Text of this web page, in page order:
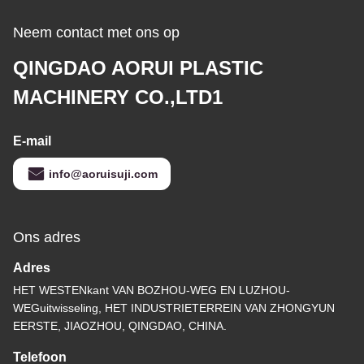
Neem contact met ons op
QINGDAO AORUI PLASTIC
MACHINERY CO.,LTD1
E-mail
info@aoruisuji.com
Ons adres
Adres
HET WESTENkant VAN BOZHOU-WEG EN LUZHOU-
WEGuitwisseling, HET INDUSTRIETERREIN VAN ZHONGYUN
EERSTE, JIAOZHOU, QINGDAO, CHINA.
Telefoon